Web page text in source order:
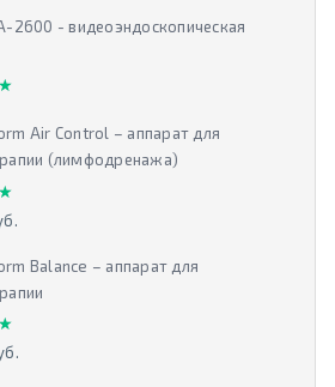
2600 - видеоэндоскопическая
Air Control – аппарат для
(лимфодренажа)
Balance – аппарат для